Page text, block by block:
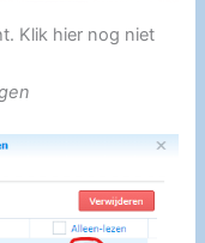
Klik hier nog niet